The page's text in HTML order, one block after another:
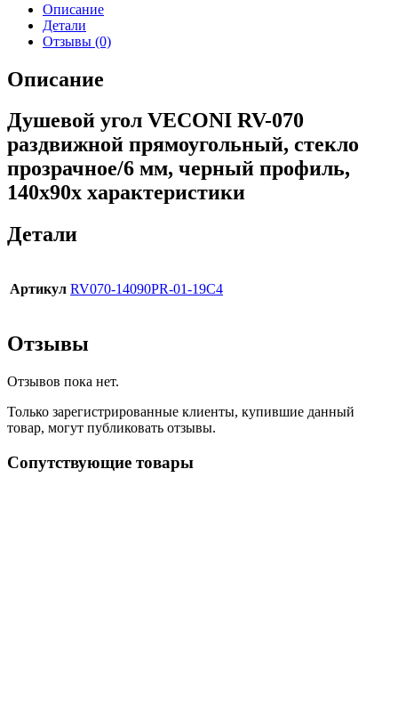
Описание
Детали
Отзывы (0)
Описание
Душевой угол VECONI RV-070
раздвижной прямоугольный, стекло
прозрачное/6 мм, черный профиль,
140x90x характеристики
Детали
Артикул RV070-14090PR-01-19C4
Отзывы
Отзывов пока нет.
Только зарегистрированные клиенты, купившие данный
товар, могут публиковать отзывы.
Сопутствующие товары